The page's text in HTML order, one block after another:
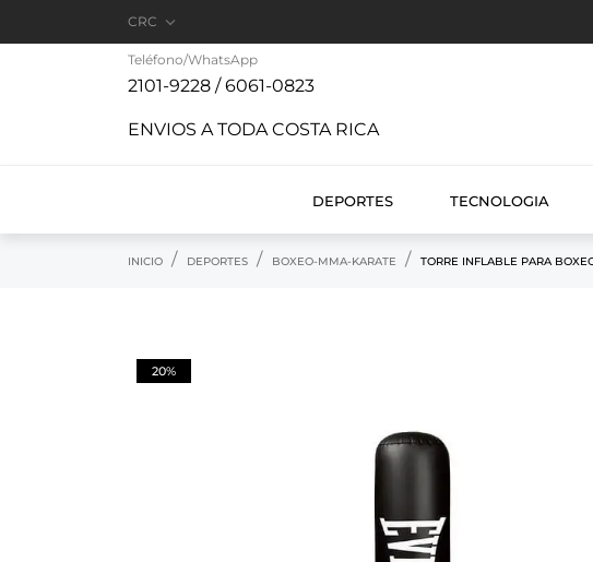
CRC 
Teléfono/WhatsApp
2101-9228 / 6061-0823
ENVIOS A TODA COSTA RICA
DEPORTES TECNOLOGIA
INICIO DEPORTES BOXEO-MMA-KARATE TORRE INFLABLE PARA
20%